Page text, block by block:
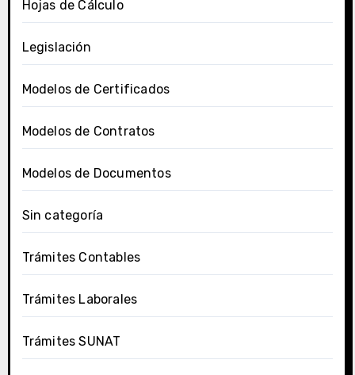
Hojas de Cálculo
Legislación
Modelos de Certificados
Modelos de Contratos
Modelos de Documentos
Sin categoría
Trámites Contables
Trámites Laborales
Trámites SUNAT